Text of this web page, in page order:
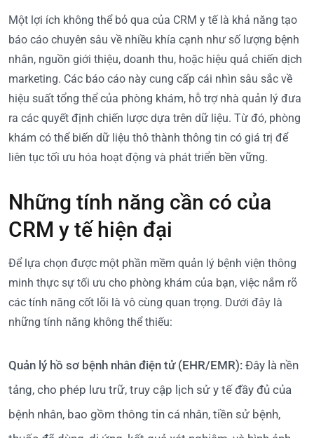
Một lợi ích không thể bỏ qua của CRM y tế là khả năng tạo
báo cáo chuyên sâu về nhiều khía cạnh như số lượng bệnh
nhân, nguồn giới thiệu, doanh thu, hoặc hiệu quả chiến dịch
marketing. Các báo cáo này cung cấp cái nhìn sâu sắc về
hiệu suất tổng thể của phòng khám, hỗ trợ nhà quản lý đưa
ra các quyết định chiến lược dựa trên dữ liệu. Từ đó, phòng
khám có thể biến dữ liệu thô thành thông tin có giá trị để
liên tục tối ưu hóa hoạt động và phát triển bền vững.
Những tính năng cần có của
CRM y tế hiện đại
Để lựa chọn được một phần mềm quản lý bệnh viện thông
minh thực sự tối ưu cho phòng khám của bạn, việc nắm rõ
các tính năng cốt lõi là vô cùng quan trọng. Dưới đây là
những tính năng không thể thiếu:
Quản lý hồ sơ bệnh nhân điện tử (EHR/EMR): Đây là nền
tảng, cho phép lưu trữ, truy cập lịch sử y tế đầy đủ của
bệnh nhân, bao gồm thông tin cá nhân, tiền sử bệnh,